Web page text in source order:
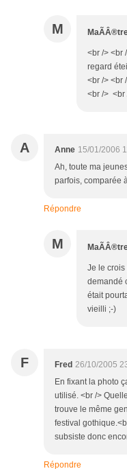
M
<br /> <br
regard
<br /> <br
<br /> <br
A Anne 15/01/2006
Ah, toute ma
parfois, comparée
Répondre
M
Je le crois
demandé
était
vieilli ;-)
F Fred 26/10/2005
En fixant la photo
utilisé. <br />
trouve le même
festival
subsiste donc
Répondre